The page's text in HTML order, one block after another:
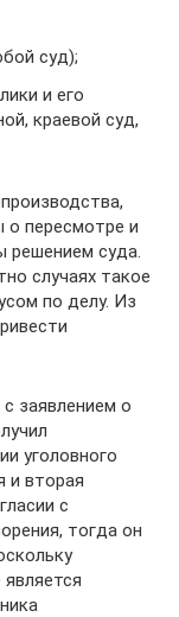
суд);
и его
краевой суд,
о пересмотре и
решением суда.
случаях такое
по делу. Из
заявлением о
уголовного
и вторая
с
тогда он